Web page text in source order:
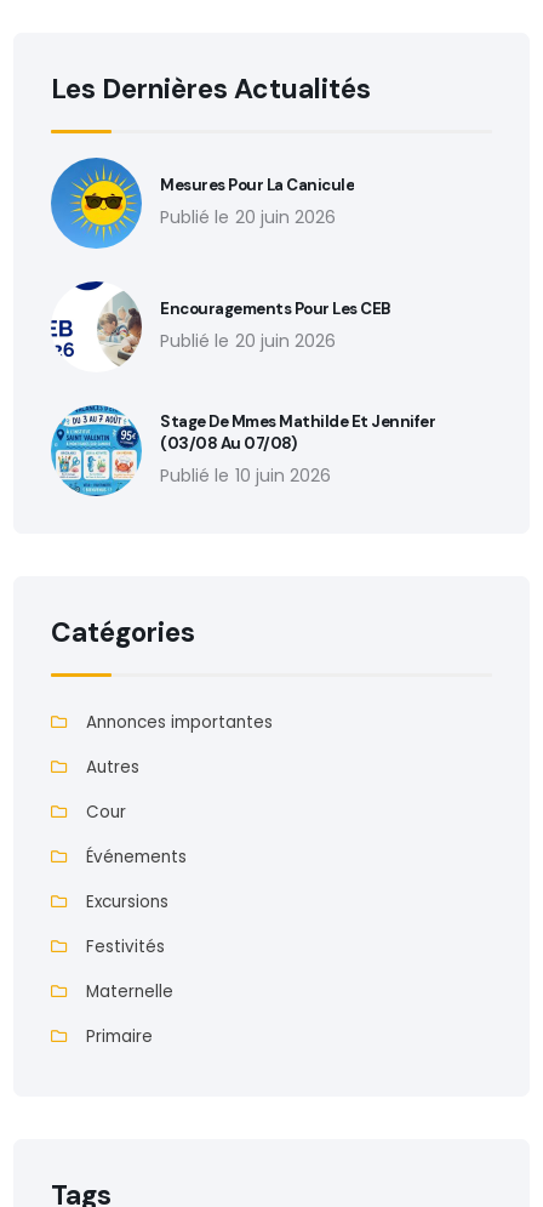
Les Dernières Actualités
Mesures Pour La Canicule
20 juin 2026
Encouragements Pour Les CEB
20 juin 2026
Stage De Mmes Mathilde Et Jennifer
(03/08 Au 07/08)
10 juin 2026
Catégories
Annonces importantes
Autres
Cour
Événements
Excursions
Festivités
Maternelle
Primaire
Tags